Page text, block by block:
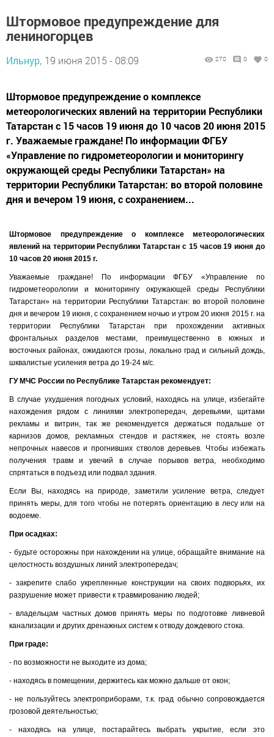
Штормовое предупреждение для
лениногорцев
Ильнур, 19 июня 2015 - 08:09 270 0 0
Штормовое предупреждение о комплексе
метеорологических явлений на территории Республики
Татарстан с 15 часов 19 июня до 10 часов 20 июня 2015
г. Уважаемые граждане! По информации ФГБУ
«Управление по гидрометеорологии и мониторингу
окружающей среды Республики Татарстан» на
территории Республики Татарстан: во второй половине
дня и вечером 19 июня, с сохранением...
Штормовое предупреждение о комплексе метеорологических
явлений на территории Республики Татарстан с 15 часов 19 июня до
10 часов 20 июня 2015 г.
Уважаемые граждане! По информации ФГБУ «Управление по
гидрометеорологии и мониторингу окружающей среды Республики
Татарстан» на территории Республики Татарстан: во второй половине
дня и вечером 19 июня, с сохранением ночью и утром 20 июня 2015 г. на
территории Республики Татарстан при прохождении активных
фронтальных разделов местами, преимущественно в южных и
восточных районах, ожидаются грозы, локально град и сильный дождь,
шквалистые усиления ветра до 19-24 м/с.
ГУ МЧС России по Республике Татарстан рекомендует:
В случае ухудшения погодных условий, находясь на улице, избегайте
нахождения рядом с линиями электропередач, деревьями, щитами
рекламы и витрин, так же рекомендуется держаться подальше от
карнизов домов, рекламных стендов и растяжек, не стоять возле
непрочных навесов и прогнивших стволов деревьев. Чтобы избежать
получения травм и увечий в случае порывов ветра, необходимо
спрятаться в подъезд или подвал здания.
Если Вы, находясь на природе, заметили усиление ветра, следует
принять меры, для того чтобы не потерять ориентацию в лесу или на
водоеме.
При осадках:
- будьте осторожны при нахождении на улице, обращайте внимание на
целостность воздушных линий электропередач;
- закрепите слабо укрепленные конструкции на своих подворьях, их
разрушение может привести к травмированию людей;
- владельцам частных домов принять меры по подготовке ливневой
канализации и других дренажных систем к отводу дождевого стока.
При граде:
- по возможности не выходите из дома;
- находясь в помещении, держитесь как можно дальше от окон;
- не пользуйтесь электроприборами, т.к. град обычно сопровождается
грозовой деятельностью;
- находясь на улице, постарайтесь выбрать укрытие, если это